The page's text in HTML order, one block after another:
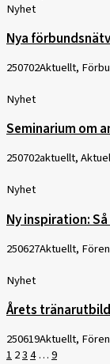
Nyhet
Nya
250702Aktuellt,
Nyhet
Seminarium om
250702aktuellt,
Nyhet
Ny inspiration:
250627Aktuellt,
Nyhet
Årets
250619Aktuellt,
1 234…9